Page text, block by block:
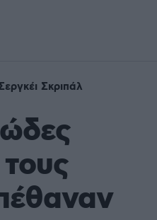
Σκριπάλ